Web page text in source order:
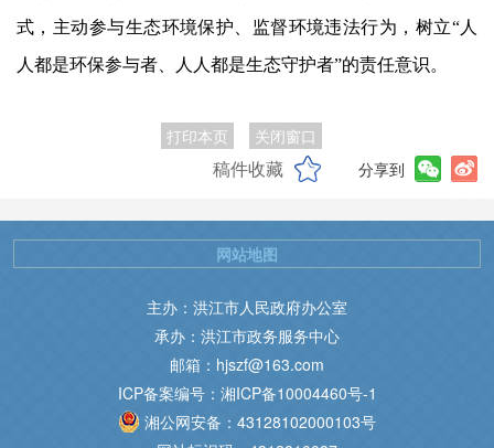
式，主动参与生态环境保护、监督环境违法行为，树立“人
人都是环保参与者、人人都是生态守护者”的责任意识。
打印本页 关闭窗口
稿件收藏 分享到
主办：洪江市人民政府办公室
承办：洪江市政务服务中心
邮箱：hjszf@163.com
ICP备案编号：湘ICP备10004460号-1
湘公网安备：43128102000103号
网站地图